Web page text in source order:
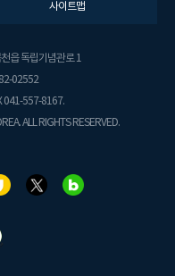
사이트맵
읍 독립기념관로 1
02552
041-557-8167.
ALL RIGHTS RESERVED.